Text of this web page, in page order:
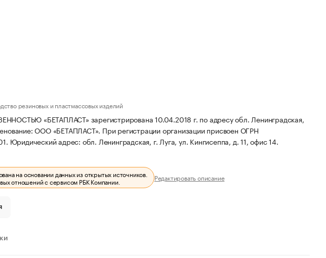
резиновых и пластмассовых изделий
«БЕТАПЛАСТ» зарегистрирована 10.04.2018 г. по адресу обл. Ленинградская,
ООО «БЕТАПЛАСТ». При регистрации организации присвоен ОГРН
Юридический адрес: обл. Ленинградская, г. Луга, ул. Кингисеппа, д. 11, офис 14.
на основании данных из открытых источников.
отношений с сервисом РБК Компании. Редактировать описание